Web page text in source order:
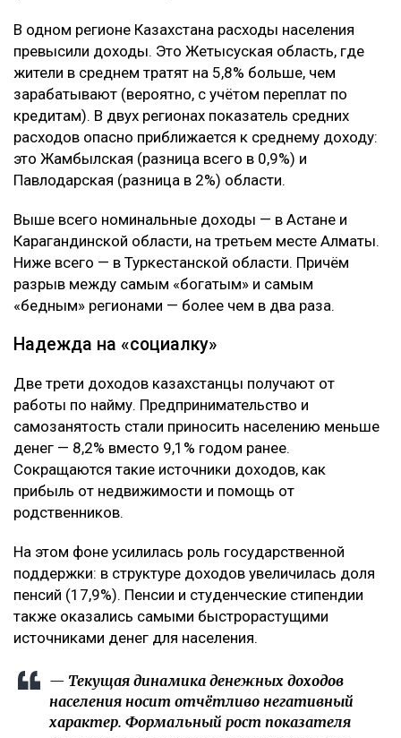
В одном регионе Казахстана расходы населения
превысили доходы. Это Жетысуская область, где
жители в среднем тратят на 5,8% больше, чем
зарабатывают (вероятно, с учётом переплат по
кредитам). В двух регионах показатель средних
расходов опасно приближается к среднему доходу:
это Жамбылская (разница всего в 0,9%) и
Павлодарская (разница в 2%) области.
Выше всего номинальные доходы — в Астане и
Карагандинской области, на третьем месте Алматы.
Ниже всего — в Туркестанской области. Причём
разрыв между самым «богатым» и самым
«бедным» регионами — более чем в два раза.
Надежда на «социалку»
Две трети доходов казахстанцы получают от
работы по найму. Предпринимательство и
самозанятость стали приносить населению меньше
денег — 8,2% вместо 9,1% годом ранее.
Сокращаются такие источники доходов, как
прибыль от недвижимости и помощь от
родственников.
На этом фоне усилилась роль государственной
поддержки: в структуре доходов увеличилась доля
пенсий (17,9%). Пенсии и студенческие стипендии
также оказались самыми быстрорастущими
источниками денег для населения.
— Текущая динамика денежных доходов
населения носит отчётливо негативный
характер. Формальный рост показателя